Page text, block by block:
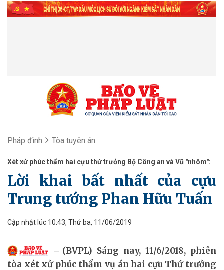
Pháp đình Tòa tuyên án
Xét xử phúc thẩm hai cựu thứ trưởng Bộ Công an và Vũ "nhôm":
Lời khai bất nhất của cựu
Trung tướng Phan Hữu Tuấn
Cập nhật lúc 10:43, Thứ ba, 11/06/2019
(BVPL) Sáng nay, 11/6/2018, phiên
tòa xét xử phúc thẩm vụ án hai cựu Thứ trưởng